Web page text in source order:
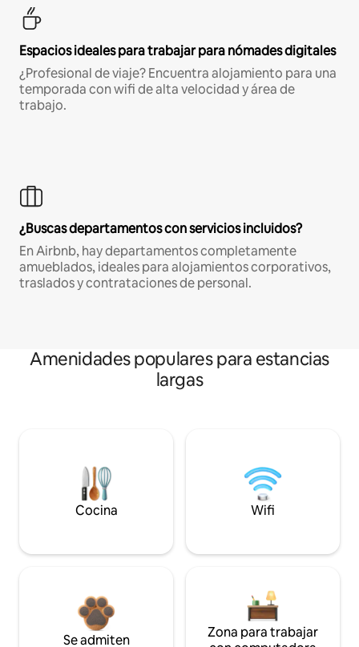
Espacios ideales para trabajar para nómades digitales
¿Profesional de viaje? Encuentra alojamiento para una
temporada con wifi de alta velocidad y área de
trabajo.
¿Buscas departamentos con servicios incluidos?
En Airbnb, hay departamentos completamente
amueblados, ideales para alojamientos corporativos,
traslados y contrataciones de personal.
Amenidades populares para estancias
largas
Cocina Wifi
Se admiten
Zona para trabajar